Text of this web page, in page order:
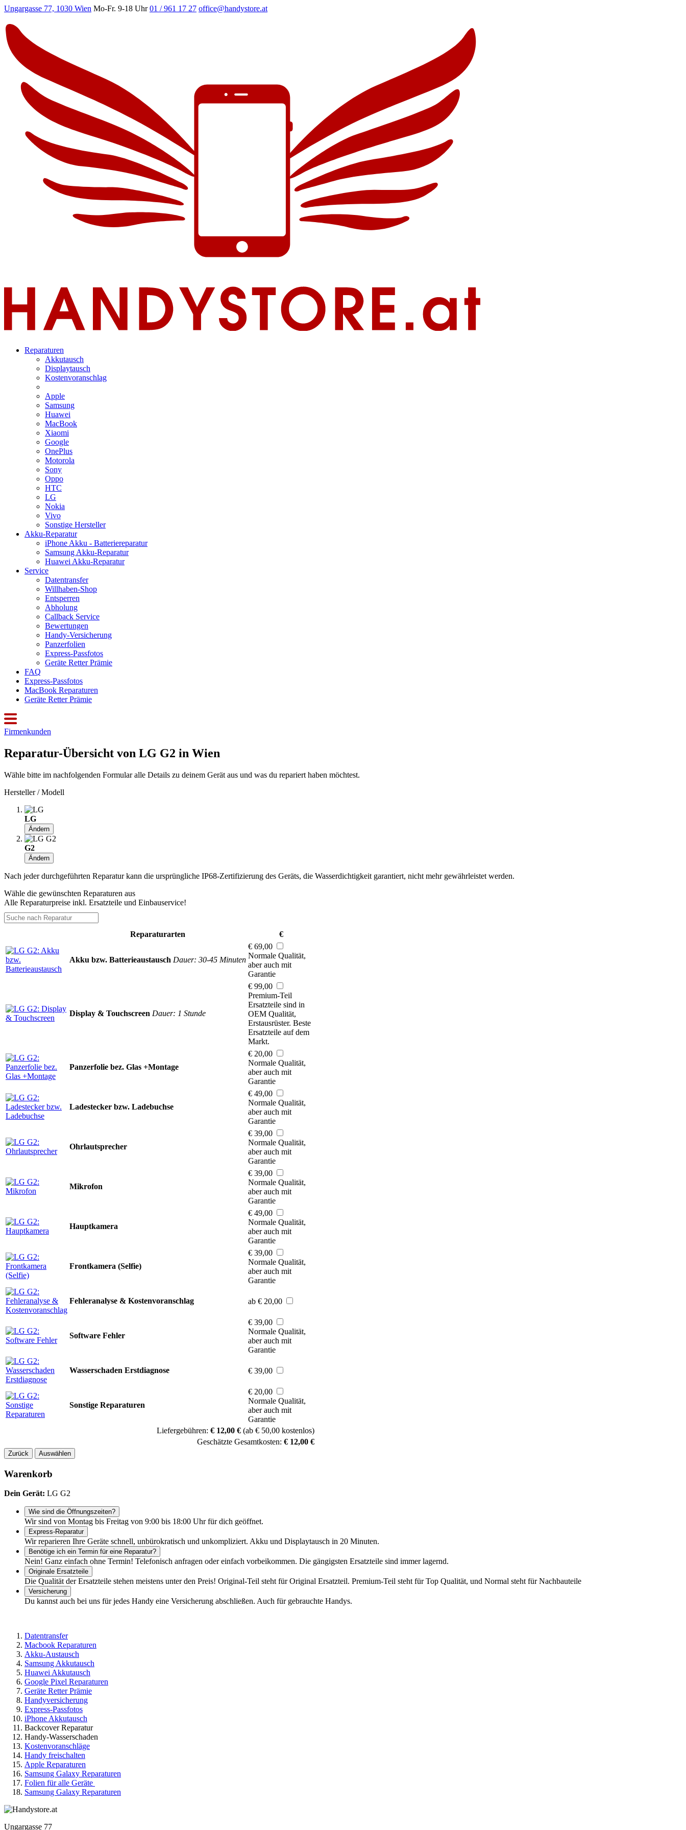
Ungargasse 77, 1030 Wien Mo-Fr. 9-18 Uhr 01 / 961 17 27 office@handystore.at
Reparaturen
Akkutausch
Displaytausch
Kostenvoranschlag
Apple
Samsung
Huawei
MacBook
Xiaomi
Google
OnePlus
Motorola
Sony
Oppo
HTC
LG
Nokia
Vivo
Sonstige Hersteller
Akku-Reparatur
iPhone Akku - Batteriereparatur
Samsung Akku-Reparatur
Huawei Akku-Reparatur
Service
Datentransfer
Willhaben-Shop
Entsperren
Abholung
Callback Service
Bewertungen
Handy-Versicherung
Panzerfolien
Express-Passfotos
Geräte Retter Prämie
FAQ
Express-Passfotos
MacBook Reparaturen
Geräte Retter Prämie
Firmenkunden
Reparatur-Übersicht von LG G2 in Wien
Wähle bitte im nachfolgenden Formular alle Details zu deinem Gerät aus und was du repariert haben möchtest.
Hersteller / Modell
LG
Ändern
G2
Ändern
Nach jeder durchgeführten Reparatur kann die ursprüngliche IP68-Zertifizierung des Geräts, die Wasserdichtigkeit garantiert, nicht mehr gewährleistet werden.
Wähle die gewünschten Reparaturen aus
Alle Reparaturpreise inkl. Ersatzteile und Einbauservice!
Reparaturarten €
Akku bzw. Batterieaustausch Dauer: 30-45 Minuten
€ 69,00
Normale Qualität,
aber auch mit
Garantie
Display & Touchscreen Dauer: 1 Stunde
€ 99,00
Premium-Teil
Ersatzteile sind in
OEM Qualität,
Erstausrüster. Beste
Ersatzteile auf dem
Markt.
Panzerfolie bez. Glas +Montage
€ 20,00
Normale Qualität,
aber auch mit
Garantie
Ladestecker bzw. Ladebuchse
€ 49,00
Normale Qualität,
aber auch mit
Garantie
Ohrlautsprecher
€ 39,00
Normale Qualität,
aber auch mit
Garantie
Mikrofon
€ 39,00
Normale Qualität,
aber auch mit
Garantie
Hauptkamera
€ 49,00
Normale Qualität,
aber auch mit
Garantie
Frontkamera (Selfie)
€ 39,00
Normale Qualität,
aber auch mit
Garantie
Fehleranalyse & Kostenvoranschlag ab € 20,00
Software Fehler
€ 39,00
Normale Qualität,
aber auch mit
Garantie
Wasserschaden Erstdiagnose € 39,00
Sonstige Reparaturen
€ 20,00
Normale Qualität,
aber auch mit
Garantie
Liefergebühren: € 12,00 € (ab € 50,00 kostenlos)
Geschätzte Gesamtkosten: € 12,00 €
Zurück Auswählen
Warenkorb
Dein Gerät: LG G2
Wie sind die Öffnungszeiten?
Wir sind von Montag bis Freitag von 9:00 bis 18:00 Uhr für dich geöffnet.
Express-Reparatur
Wir reparieren Ihre Geräte schnell, unbürokratisch und unkompliziert. Akku und Displaytausch in 20 Minuten.
Benötige ich ein Termin für eine Reparatur?
Nein! Ganz einfach ohne Termin! Telefonisch anfragen oder einfach vorbeikommen. Die gängigsten Ersatzteile sind immer lagernd.
Originale Ersatzteile
Die Qualität der Ersatzteile stehen meistens unter den Preis! Original-Teil steht für Original Ersatzteil. Premium-Teil steht für Top Qualität, und Normal steht für Nachbauteile
Versicherung
Du kannst auch bei uns für jedes Handy eine Versicherung abschließen. Auch für gebrauchte Handys.
Datentransfer
Macbook Reparaturen
Akku-Austausch
Samsung Akkutausch
Huawei Akkutausch
Google Pixel Reparaturen
Geräte Retter Prämie
Handyversicherung
Express-Passfotos
iPhone Akkutausch
Backcover Reparatur
Handy-Wasserschaden
Kostenvoranschläge
Handy freischalten
Apple Reparaturen
Samsung Galaxy Reparaturen
Folien für alle Geräte
Samsung Galaxy Reparaturen
Ungargasse 77